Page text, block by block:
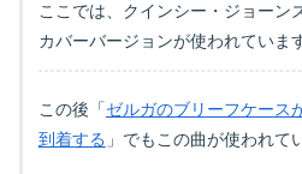
ここでは、クインシー・ジョーン
カバーバージョンが使われています
この後「ゼルガのブリーフケース
到着する 」でもこの曲が使われて